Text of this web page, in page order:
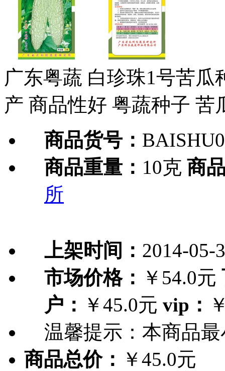
广东粤蔬 白珍珠1号苦
产 商品性好 粤蔬种子 苦
商品货号：
商品重量： 10克 商
所
上架时间： 2014-05-
市场价格： ￥54.0元
户： ￥45.0元 vip：
温馨提示： 本商品
商品总价： ￥45.0元